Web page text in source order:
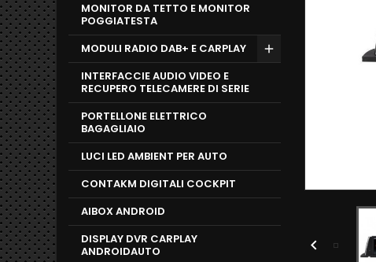
MONITOR DA TETTO E MONITOR
POGGIATESTA
MODULI RADIO DAB+ E CARPLAY
INTERFACCIE AUDIO VIDEO E
RECUPERO TELECAMERE DI SERIE
PORTELLONE ELETTRICO
BAGAGLIAIO
LUCI LED AMBIENT PER AUTO
CONTAKM DIGITALI COCKPIT
AIBOX ANDROID
DISPLAY DVR CARPLAY
ANDROIDAUTO
